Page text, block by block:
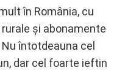
în România, cu
și abonamente
întotdeauna cel
dar cel foarte ieftin